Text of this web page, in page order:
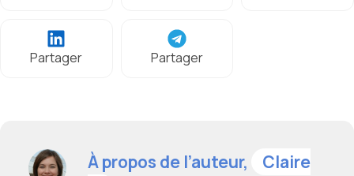
Partager Partager
À propos de l’auteur,
Claire